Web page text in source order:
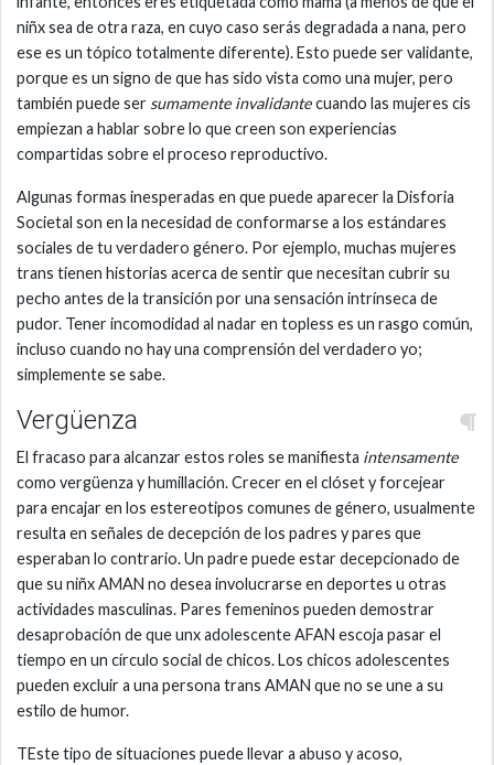
niñx sea de otra raza, en cuyo caso serás degradada a nana, pero
ese es un tópico totalmente diferente). Esto puede ser validante,
porque es un signo de que has sido vista como una mujer, pero
también puede ser sumamente invalidantecuando las mujeres cis
empiezan a hablar sobre lo que creen son experiencias
compartidas sobre el proceso reproductivo.
Algunas formas inesperadas en que puede aparecer la Disforia
Societal son en la necesidad de conformarse a los estándares
sociales de tu verdadero género. Por ejemplo, muchas mujeres
trans tienen historias acerca de sentir que necesitan cubrir su
pecho antes de la transición por una sensación intrínseca de
pudor. Tener incomodidad al nadar en topless es un rasgo común,
incluso cuando no hay una comprensión del verdadero yo;
simplemente se sabe.
Vergüenza
El fracaso para alcanzar estos roles se manifiesta intensamente
como vergüenza y humillación. Crecer en el clóset y forcejear
para encajar en los estereotipos comunes de género, usualmente
resulta en señales de decepción de los padres y pares que
esperaban lo contrario. Un padre puede estar decepcionado de
que su niñx AMAN no desea involucrarse en deportes u otras
actividades masculinas. Pares femeninos pueden demostrar
desaprobación de que unx adolescente AFAN escoja pasar el
tiempo en un círculo social de chicos. Los chicos adolescentes
pueden excluir a una persona trans AMAN que no se une a su
estilo de humor.
TEste tipo de situaciones puede llevar a abuso y acoso,